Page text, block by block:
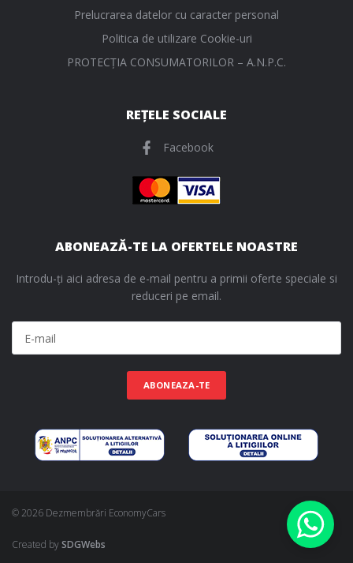
Prelucrarea datelor cu caracter personal
Politica de utilizare Cookie-uri
PROTECŢIA CONSUMATORILOR – A.N.P.C.
REȚELE SOCIALE
Facebook
ABONEAZĂ-TE LA OFERTELE NOASTRE
Introdu-ți aici adresa de e-mail pentru a primii oferte speciale si
reduceri pe email.
ABONEAZA-TE
© 2026 Dezmembrări EconomyCars
Created bySDGWebs